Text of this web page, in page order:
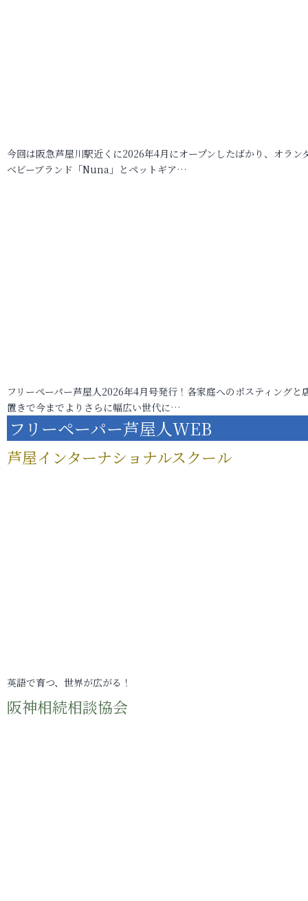
今回は阪急芦屋川駅近くに2026年4月にオープンしたばかり、オラン
ベビーブランド「Nuna」とペットギア…
フリーペーパー芦屋人2026年4月号発行！各家庭へのポスティングと
置きで今までよりさらに幅広い世代に…
フリーペーパー芦屋人WEB
芦屋インターナショナルスクール
英語で育つ、世界が広がる！
阪神相続相談協会